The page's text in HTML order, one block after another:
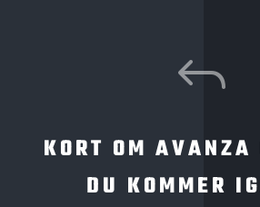
J
KORT OM AVANZA
DU KOMMER